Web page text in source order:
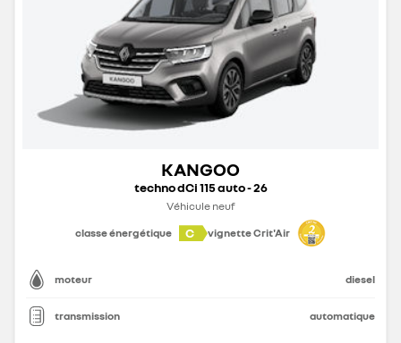
KANGOO
techno dCi 115 auto - 26
Véhicule neuf
classe énergétique
C vignette Crit'Air
moteur diesel
transmission automatique